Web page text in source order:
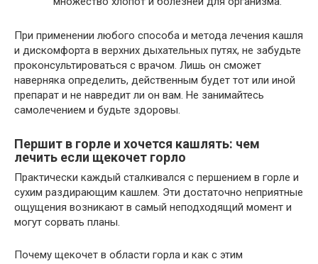
При применении любого способа и метода лечения кашля
и дискомфорта в верхних дыхательных путях, не забудьте
проконсультироваться с врачом. Лишь он сможет
наверняка определить, действенным будет тот или иной
препарат и не навредит ли он вам. Не занимайтесь
самолечением и будьте здоровы.
Першит в горле и хочется кашлять: чем
лечить если щекочет горло
Практически каждый сталкивался с першением в горле и
сухим раздирающим кашлем. Эти достаточно неприятные
ощущения возникают в самый неподходящий момент и
могут сорвать планы.
Почему щекочет в области горла и как с этим